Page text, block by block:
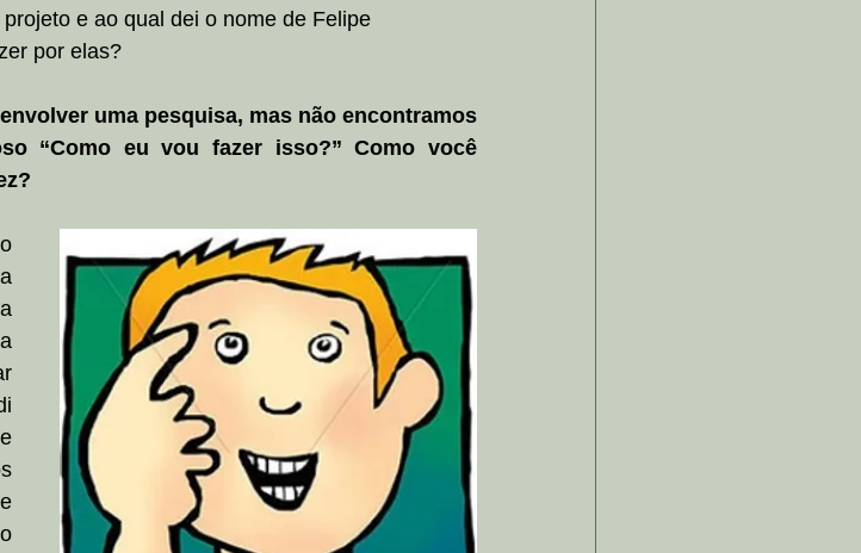
e ao qual dei o nome de Felipe
por elas?
uma pesquisa, mas não encontramos
“Como eu vou fazer isso?” Como você